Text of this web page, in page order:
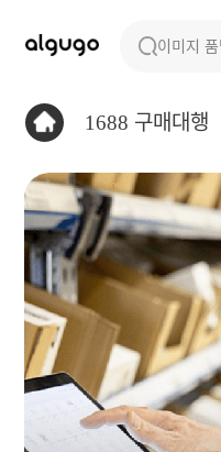
이미지
1688 구매대행